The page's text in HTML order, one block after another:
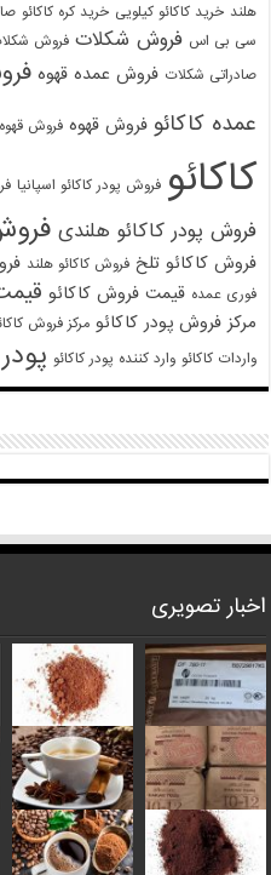
هلند خرید کاکائو کیلویی خرید کره کاکائو
سی بی اس فروش شکلات فروش
صادراتی شکلات فروش عمده قهوه
عمده کاکائو فروش قهوه فروش
کاکائو فروش پودر کاکائو اسپانیا
فروش پودر کاکائو هلندی
فروش کاکائو تلخ فروش کاکائو هلند
فوری عمده قیمت فروش کاکائو
مرکز فروش پودر کاکائو مرکز فروش
واردات کاکائو وارد کننده پودر کاکائو
اخبار تصویری